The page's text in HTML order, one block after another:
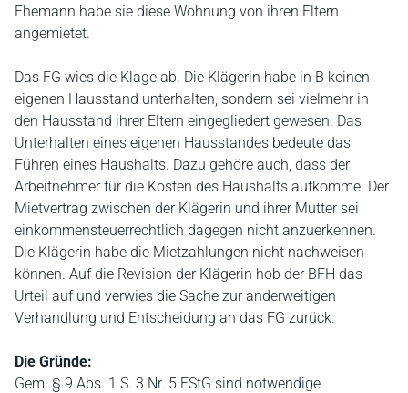
Ehemann habe sie diese Wohnung von ihren Eltern
angemietet.
Das FG wies die Klage ab. Die Klägerin habe in B keinen
eigenen Hausstand unterhalten, sondern sei vielmehr in
den Hausstand ihrer Eltern eingegliedert gewesen. Das
Unterhalten eines eigenen Hausstandes bedeute das
Führen eines Haushalts. Dazu gehöre auch, dass der
Arbeitnehmer für die Kosten des Haushalts aufkomme. Der
Mietvertrag zwischen der Klägerin und ihrer Mutter sei
einkommensteuerrechtlich dagegen nicht anzuerkennen.
Die Klägerin habe die Mietzahlungen nicht nachweisen
können. Auf die Revision der Klägerin hob der BFH das
Urteil auf und verwies die Sache zur anderweitigen
Verhandlung und Entscheidung an das FG zurück.
Die Gründe:
Gem. § 9 Abs. 1 S. 3 Nr. 5 EStG sind notwendige